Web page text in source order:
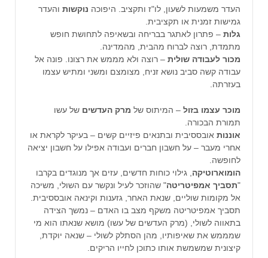
העדר משמעות לשעון, לו"ז ותקציב. היפוכה נוקשות והעדר
גמישות זמנית או תקציבית.
גלות – פתרון לאתגר בבריחה ובשאיפה לתחושת חופש
מתמדת, רוצה לברוח מהבית, מהמדינה.
מכור לעבודה שולית – רוצה ולא מממש את רצונו. פונה אל
עבודה קשה סביב נושא זניח, מצומצם ומשני ומתיש עצמו
בעזרתה.
מוכר עצמו בזול – המיתוס של מרק העדשים של עשו
תמורת הבכורה.
אוננות אובססיבית ובתנאים פיזיים קשים – בעיקר לקראת או
אחרי מעבר – על חשבון חברים ועבודה אפילו על חשבון יציאה
לחופשה.
הומוארוטיקה, גילוי כוחות חדשים, עזים אך מנוגדים בקרבו
"תסביך אמפיטריטה" שהוזכר לעיל ונקשר עם השולי, משיכה
אל מקומות שוליים, שנאת האחר, גזענות וקינאה אובססיבית.
תסביך אמפיטריטה משקף מצב בו האדם – נמשך הצידה
בתאווה לשולי, (מרק העדשים של עשו) מושא שנאתו הוא מי
שמממש את שאיפותיו, מהן הסתלק לשולי – שנאה יוקדת,
קיצונית שמשמשת אותו כתוכן לחייו הריקים.